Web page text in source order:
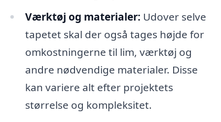
Værktøj og materialer: Udover selve
tapetet skal der også tages højde for
omkostningerne til lim, værktøj og
andre nødvendige materialer. Disse
kan variere alt efter projektets
størrelse og kompleksitet.